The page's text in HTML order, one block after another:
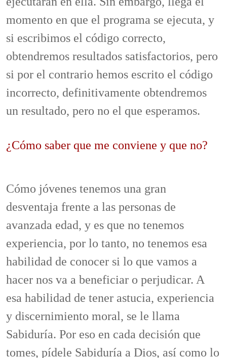
momento en que el programa se ejecuta, y
si escribimos el código correcto,
obtendremos resultados satisfactorios, pero
si por el contrario hemos escrito el código
incorrecto, definitivamente obtendremos
un resultado, pero no el que esperamos.
¿Cómo saber que me conviene y que no?
Cómo jóvenes tenemos una gran
desventaja frente a las personas de
avanzada edad, y es que no tenemos
experiencia, por lo tanto, no tenemos esa
habilidad de conocer si lo que vamos a
hacer nos va a beneficiar o perjudicar. A
esa habilidad de tener astucia, experiencia
y discernimiento moral, se le llama
Sabiduría. Por eso en cada decisión que
tomes, pídele Sabiduría a Dios, así como lo